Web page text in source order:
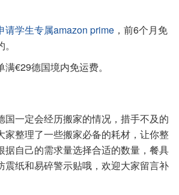
请学生专属amazon prime ，前6个月免
€29德国境内免运费。
国一定会经历搬家的情况，措手不及的
家整理了一些搬家必备的耗材，让你整
据自己的需求量选择合适的数量，餐具
震纸和易碎警示贴哦，欢迎大家留言补